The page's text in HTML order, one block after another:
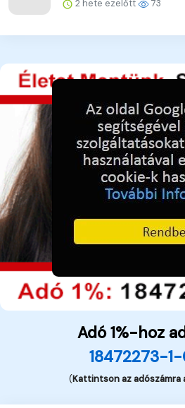
2 hete ezelőtt 73
Adó 1%-hoz
18472273-
(Kattintson az adószámra